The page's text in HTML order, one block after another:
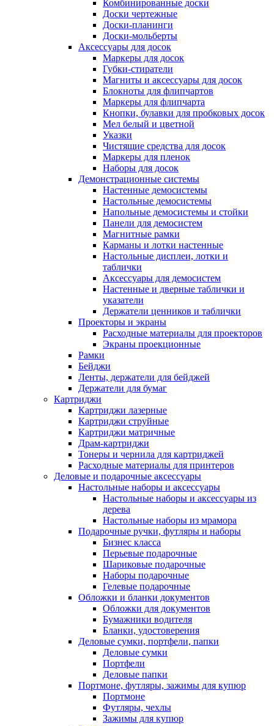
Комбинированные доски
Доски чертежные
Доски-планинги
Доски-мольберты
Аксессуары для досок
Маркеры для досок
Губки-стиратели
Магниты и аксессуары для досок
Блокноты для флипчартов
Маркеры для флипчарта
Кнопки, булавки для пробковых досок
Мел белый и цветной
Указки
Чистящие средства для досок
Маркеры для пленок
Наборы для досок
Демонстрационные системы
Настенные демосистемы
Настольные демосистемы
Напольные демосистемы и стойки
Панели для демосистем
Магнитные рамки
Карманы и лотки настенные
Настольные дисплеи, лотки и
таблички
Аксессуары для демосистем
Настенные и дверные таблички и
указатели
Держатели ценников и таблички
Проекторы и экраны
Расходные материалы для проекторов
Экраны проекционные
Рамки
Бейджи
Ленты, держатели для бейджей
Держатели для бумаг
Картриджи
Картриджи лазерные
Картриджи струйные
Картриджи матричные
Драм-картриджи
Тонеры и чернила для картриджей
Расходные материалы для принтеров
Деловые и подарочные аксессуары
Настольные наборы и аксессуары
Настольные наборы и аксессуары из
дерева
Настольные наборы из мрамора
Подарочные ручки, футляры и наборы
Бизнес класса
Перьевые подарочные
Шариковые подарочные
Наборы подарочные
Гелевые подарочные
Обложки и бланки документов
Обложки для документов
Бумажники водителя
Бланки, удостоверения
Деловые сумки, портфели, папки
Деловые сумки
Портфели
Деловые папки
Портмоне, футляры, зажимы для купюр
Портмоне
Футляры, чехлы
Зажимы для купюр